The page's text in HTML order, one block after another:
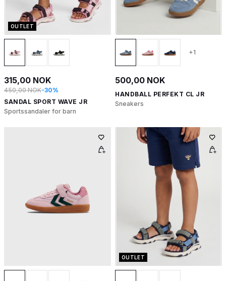
OUTLET
315,00 NOK
450,00 NOK-30%
SANDAL SPORT WAVE JR
Sportssandaler for barn
+1
500,00 NOK
HANDBALL PERFEKT CL JR
Sneakers
OUTLET